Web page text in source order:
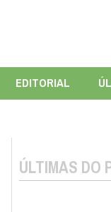
EDITORIAL
ÚLTIMAS DO